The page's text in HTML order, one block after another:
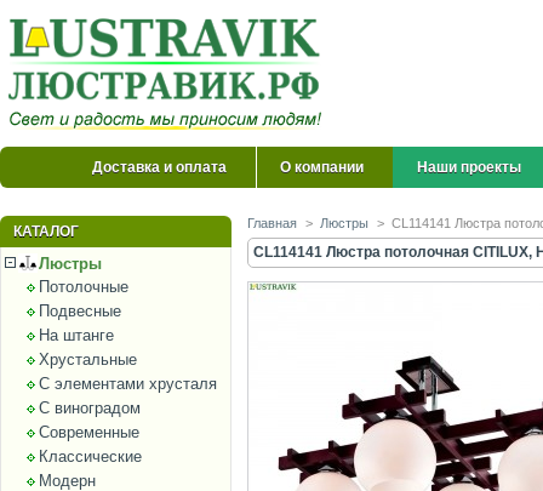
Доставка и оплата О компании Наши проекты
КАТАЛОГ
Люстры
Потолочные
Подвесные
На штанге
Хрустальные
С элементами хрусталя
С виноградом
Современные
Классические
Модерн
Главная > Люстры > CL114141 Люстра
CL114141 Люстра потолочная CITILUX,